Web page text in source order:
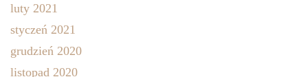
luty 2021
styczeń 2021
grudzień 2020
listopad 2020